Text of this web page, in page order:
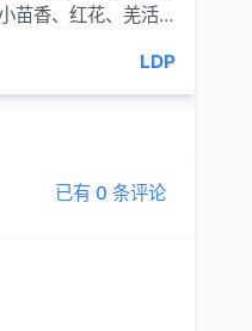
苗香、红花、羌活
LDP
已有 0 条评论